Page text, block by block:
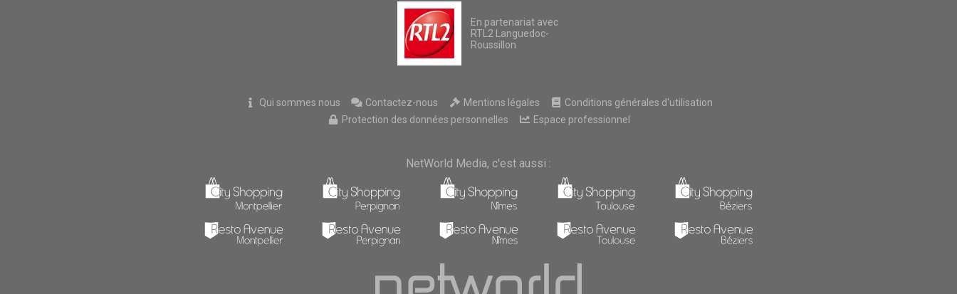
En partenariat avec
RTL2 Languedoc-
Roussillon
Qui sommes nous Contactez-nous Mentions légales
Conditions générales d'utilisation
Protection des données personnelles
Espace professionnel
NetWorld Media, c'est aussi :